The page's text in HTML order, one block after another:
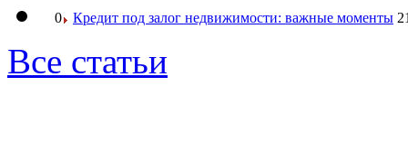
0 Кредит под залог недвижимости: важные моменты
Все статьи